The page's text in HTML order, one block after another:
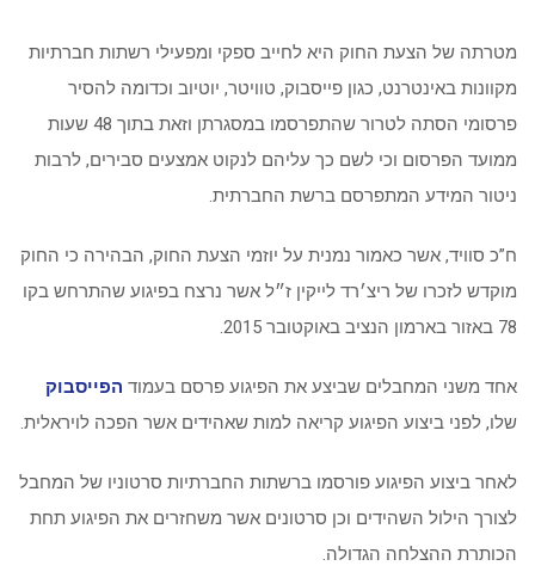
מטרתה של הצעת החוק היא לחייב ספקי ומפעילי רשתות חברתיות
מקוונות באינטרנט, כגון פייסבוק, טוויטר, יוטיוב וכדומה להסיר
פרסומי הסתה לטרור שהתפרסמו במסגרתן וזאת בתוך 48 שעות
ממועד הפרסום וכי לשם כך עליהם לנקוט אמצעים סבירים, לרבות
ניטור המידע המתפרסם ברשת החברתית.
ח”כ סוויד, אשר כאמור נמנית על יוזמי הצעת החוק, הבהירה כי החוק
מוקדש לזכרו של ריצ׳רד לייקין ז״ל אשר נרצח בפיגוע שהתרחש בקו
78 באזור בארמון הנציב באוקטובר 2015.
אחד משני המחבלים שביצע את הפיגוע פרסם בעמוד הפייסבוק
שלו, לפני ביצוע הפיגוע קריאה למות שאהידים אשר הפכה לויראלית.
לאחר ביצוע הפיגוע פורסמו ברשתות החברתיות סרטוניו של המחבל
לצורך הילול השהידים וכן סרטונים אשר משחזרים את הפיגוע תחת
הכותרת ההצלחה הגדולה.